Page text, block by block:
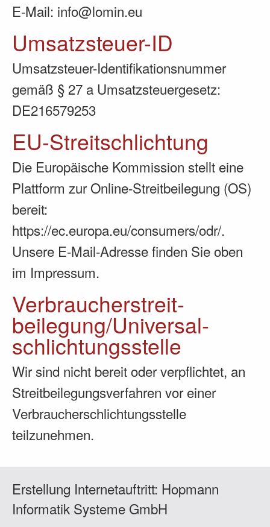
E-Mail: info@lomin.eu
Umsatzsteuer-ID
Umsatzsteuer-Identifikationsnummer
gemäß § 27 a Umsatzsteuergesetz:
DE216579253
EU-Streitschlichtung
Die Europäische Kommission stellt eine
Plattform zur Online-Streitbeilegung (OS)
bereit:
https://ec.europa.eu/consumers/odr/.
Unsere E-Mail-Adresse finden Sie oben
im Impressum.
Verbraucher­streit­
beilegung/Universal­
schlichtungs­stelle
Wir sind nicht bereit oder verpflichtet, an
Streitbeilegungsverfahren vor einer
Verbraucherschlichtungsstelle
teilzunehmen.
Erstellung Internetauftritt: Hopmann
Informatik Systeme GmbH